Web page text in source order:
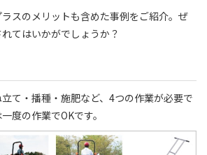
スのメリットも含めた事例をご紹介。ぜ
てはいかがでしょうか？
て・播種・施肥など、4つの作業が必要で
度の作業でOKです。